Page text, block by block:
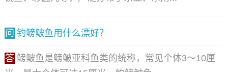
问 钓鳑鲏鱼用什么漂好？
答 鳑鲏鱼是鳑鲏亚科鱼类的统称，常见个体3～10厘